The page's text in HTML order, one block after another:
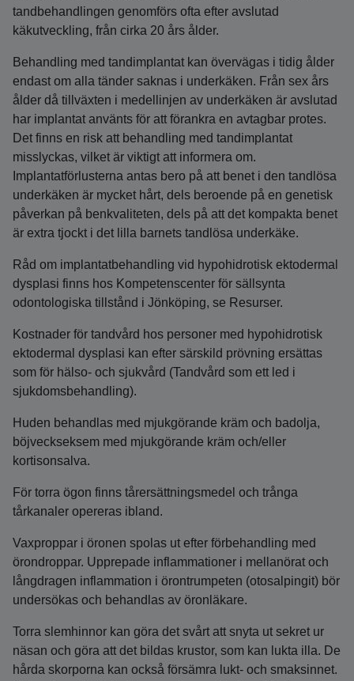
tandbehandlingen genomförs ofta efter avslutad
käkutveckling, från cirka 20 års ålder.
Behandling med tandimplantat kan övervägas i tidig ålder
endast om alla tänder saknas i underkäken. Från sex års
ålder då tillväxten i medellinjen av underkäken är avslutad
har implantat använts för att förankra en avtagbar protes.
Det finns en risk att behandling med tandimplantat
misslyckas, vilket är viktigt att informera om.
Implantatförlusterna antas bero på att benet i den tandlösa
underkäken är mycket hårt, dels beroende på en genetisk
påverkan på benkvaliteten, dels på att det kompakta benet
är extra tjockt i det lilla barnets tandlösa underkäke.
Råd om implantatbehandling vid hypohidrotisk ektodermal
dysplasi finns hos Kompetenscenter för sällsynta
odontologiska tillstånd i Jönköping, se Resurser.
Kostnader för tandvård hos personer med hypohidrotisk
ektodermal dysplasi kan efter särskild prövning ersättas
som för hälso- och sjukvård (Tandvård som ett led i
sjukdomsbehandling).
Huden behandlas med mjukgörande kräm och badolja,
böjveckseksem med mjukgörande kräm och/eller
kortisonsalva.
För torra ögon finns tårersättningsmedel och trånga
tårkanaler opereras ibland.
Vaxproppar i öronen spolas ut efter förbehandling med
örondroppar. Upprepade inflammationer i mellanörat och
långdragen inflammation i örontrumpeten (otosalpingit) bör
undersökas och behandlas av öronläkare.
Torra slemhinnor kan göra det svårt att snyta ut sekret ur
näsan och göra att det bildas krustor, som kan lukta illa. De
hårda skorporna kan också försämra lukt- och smaksinnet.